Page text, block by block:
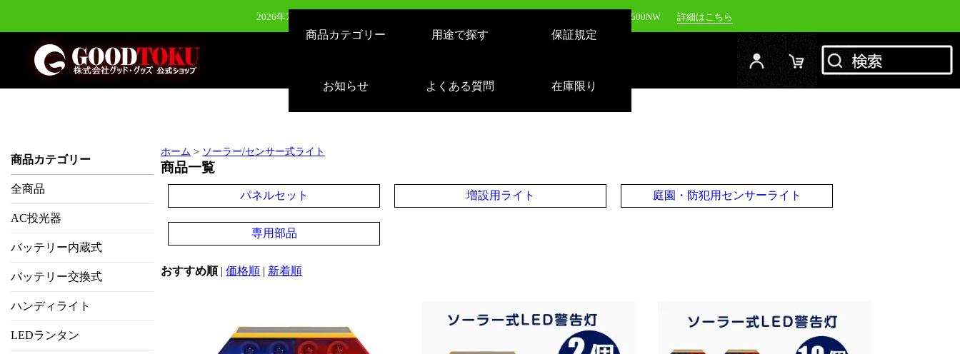
2026年7月28日（火）新発売：500W LEDバルーンライト AirGlowエアグロウ EVO KT-BL500NW 詳細はこちら
2026年6月24日（水）新発売：LEDサーチライト 充電式 10000lm 1500m遠距離照射 スタンドつき IP65 YC-1500M
2026年8月3日（月）新発売：逆富士形 40W形/24W切り替え 4800lm 天井照明 LD-24-40RFJ
商品カテゴリー 用途で探す 保証規定
お知らせ よくある質問 在庫限り
商品カテゴリー
全商品
AC投光器
バッテリー内蔵式
バッテリー交換式
ハンディライト
LEDランタン
ホーム > ソーラー/センサー式ライト
商品一覧
パネルセット 増設用ライト 庭園・防犯用センサーライト
専用部品
おすすめ順|価格順 | 新着順